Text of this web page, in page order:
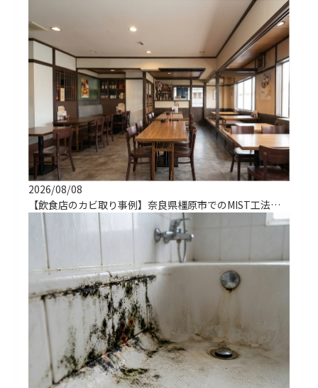
2026/08/08
【飲食店のカビ取り事例】奈良県橿原市でのMIST工法による解決実績